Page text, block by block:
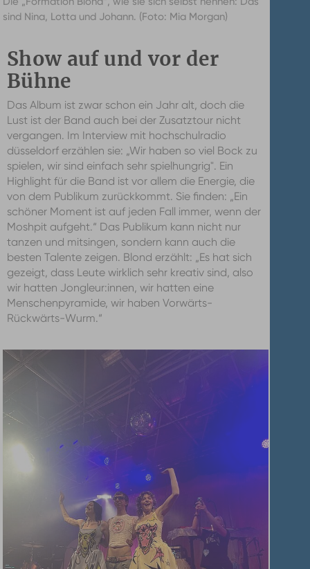
sind Nina, Lotta und Johann. (Foto: Mia Morgan)
Show auf und vor der
Bühne
Das Album ist zwar schon ein Jahr alt, doch die
Lust ist der Band auch bei der Zusatztour nicht
vergangen. Im Interview mit hochschulradio
düsseldorf erzählen sie: „Wir haben so viel Bock zu
spielen, wir sind einfach sehr spielhungrig". Ein
Highlight für die Band ist vor allem die Energie, die
von dem Publikum zurückkommt. Sie finden: „Ein
schöner Moment ist auf jeden Fall immer, wenn der
Moshpit aufgeht.“ Das Publikum kann nicht nur
tanzen und mitsingen, sondern kann auch die
besten Talente zeigen. Blond erzählt: „Es hat sich
gezeigt, dass Leute wirklich sehr kreativ sind, also
wir hatten Jongleur:innen, wir hatten eine
Menschenpyramide, wir haben Vorwärts-
Rückwärts-Wurm.“